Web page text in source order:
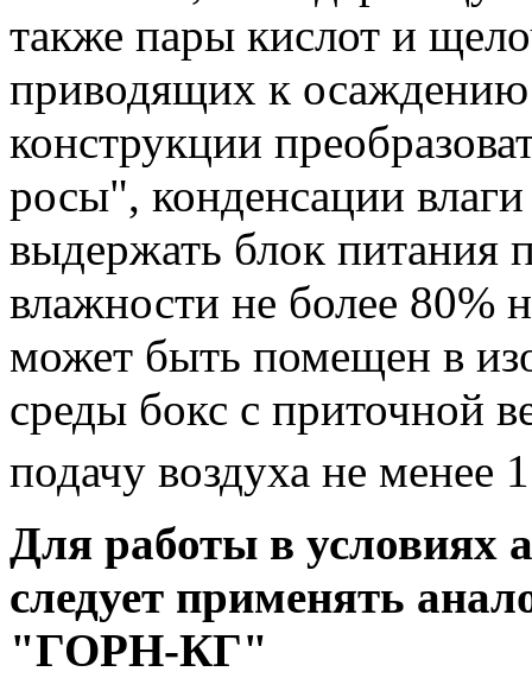
также пары кислот и
приводящих к осаждению
конструкции
росы", конденсации
выдержать блок питания
влажности не более 80%
может быть помещен в
среды бокс с приточной
подачу воздуха не менее
Для работы в условиях
следует применять
"ГОРН-КГ"